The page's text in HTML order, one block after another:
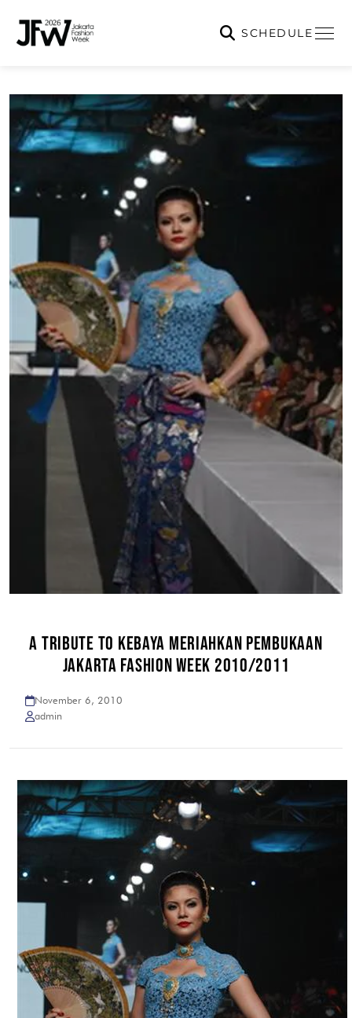
SCHEDULE
A TRIBUTE TO KEBAYA MERIAHKAN PEMBUKAAN
JAKARTA FASHION WEEK 2010/2011
November 6, 2010
admin